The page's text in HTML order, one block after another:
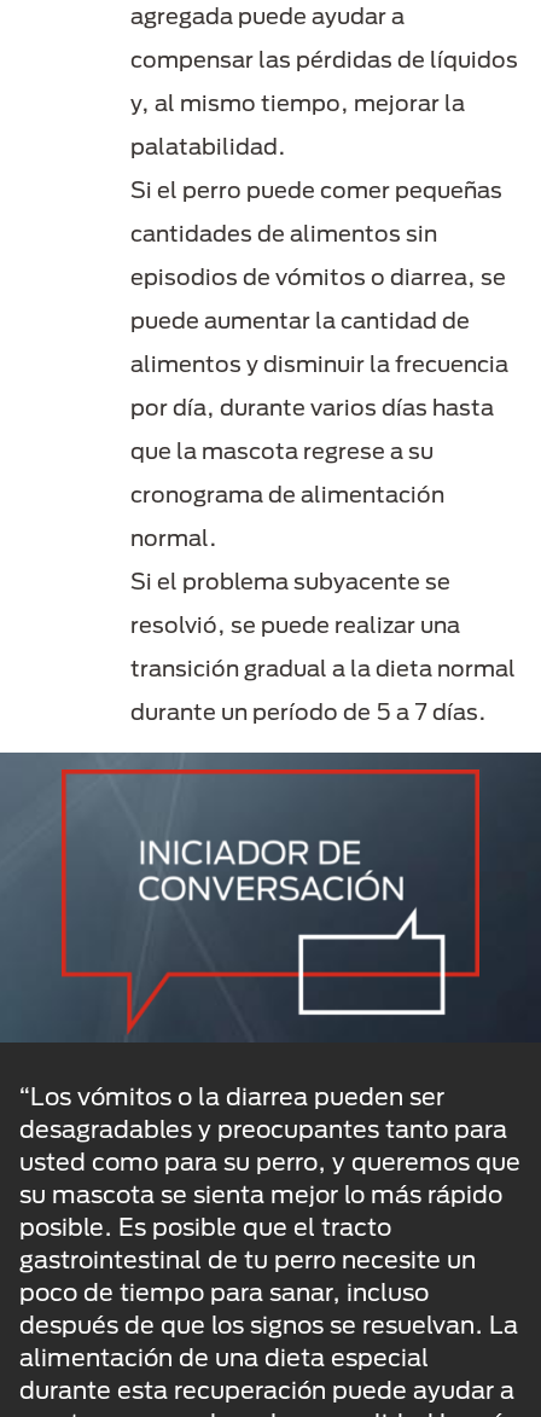
agregada puede ayudar a
compensar las pérdidas de líquidos
y, al mismo tiempo, mejorar la
palatabilidad.
Si el perro puede comer pequeñas
cantidades de alimentos sin
episodios de vómitos o diarrea, se
puede aumentar la cantidad de
alimentos y disminuir la frecuencia
por día, durante varios días hasta
que la mascota regrese a su
cronograma de alimentación
normal.
Si el problema subyacente se
resolvió, se puede realizar una
transición gradual a la dieta normal
durante un período de 5 a 7 días.
“Los vómitos o la diarrea pueden ser
desagradables y preocupantes tanto para
usted como para su perro, y queremos que
su mascota se sienta mejor lo más rápido
posible. Es posible que el tracto
gastrointestinal de tu perro necesite un
poco de tiempo para sanar, incluso
después de que los signos se resuelvan. La
alimentación de una dieta especial
durante esta recuperación puede ayudar a